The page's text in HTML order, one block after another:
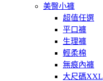
美臀小褲
超值任選
平口褲
生理褲
輕柔棉
無痕內褲
大尺碼XXL